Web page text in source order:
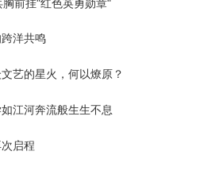
前挂"红色英勇勋章"
洋共鸣
艺的星火，何以燎原？
江河奔流般生生不息
启程